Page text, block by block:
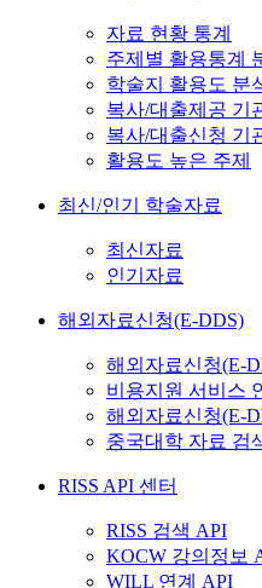
자료 현황 통계
주제별 활용통계
학술지 활용도 분
복사/대출제공 기
복사/대출신청 기
활용도 높은 주제
최신/인기 학술자료
최신자료
인기자료
해외자료신청(E-DDS)
해외자료신청(E-
비용지원 서비스
해외자료신청(E-
중국대학 자료 검
RISS API 센터
RISS 검색 API
KOCW 강의정보
WILL 연계 API